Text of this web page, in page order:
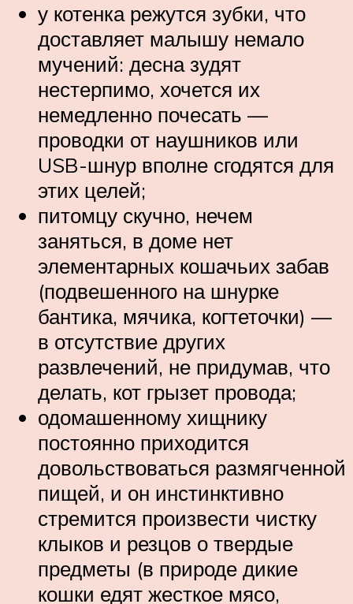
у котенка режутся зубки, что
доставляет малышу немало
мучений: десна зудят
нестерпимо, хочется их
немедленно почесать —
проводки от наушников или
USB-шнур вполне сгодятся для
этих целей;
питомцу скучно, нечем
заняться, в доме нет
элементарных кошачьих забав
(подвешенного на шнурке
бантика, мячика, когтеточки) —
в отсутствие других
развлечений, не придумав, что
делать, кот грызет провода;
одомашенному хищнику
постоянно приходится
довольствоваться размягченной
пищей, и он инстинктивно
стремится произвести чистку
клыков и резцов о твердые
предметы (в природе дикие
кошки едят жесткое мясо,